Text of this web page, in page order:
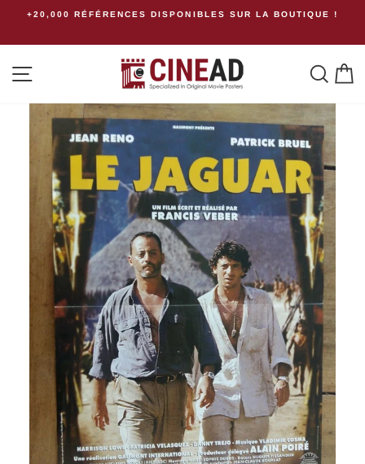
Passer+20,000 RÉFÉRENCES DISPONIBLES SUR LA BOUTIQUE !